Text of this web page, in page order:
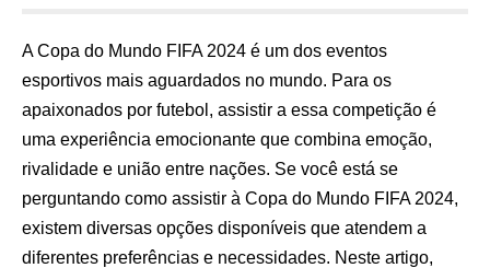
A Copa do Mundo FIFA 2024 é um dos eventos
esportivos mais aguardados no mundo. Para os
apaixonados por futebol, assistir a essa competição é
uma experiência emocionante que combina emoção,
rivalidade e união entre nações. Se você está se
perguntando como assistir à Copa do Mundo FIFA 2024,
existem diversas opções disponíveis que atendem a
diferentes preferências e necessidades. Neste artigo,